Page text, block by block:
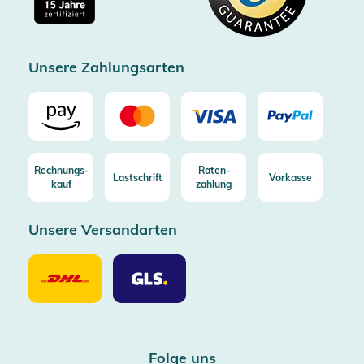
Kostenlose Rücksendung (aus DE/AT)
Unsere Zahlungsarten
Rechnungs-
kauf
Lastschrift
Raten-
zahlung
Vorkasse
Unsere Versandarten
Unsere
Versandarten
DHL
Unsere
Versandarten
GLS
Folge uns